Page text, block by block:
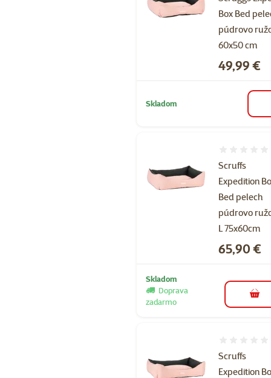
Box Bed
púdrovo
60x50 cm
Cena
49,99 €
Skladom
Scruffs
Expedition
Bed pelech
púdrovo
L 75x60cm
Cena
65,90 €
Skladom
Doprava
zadarmo
do
Scruffs
Expedition